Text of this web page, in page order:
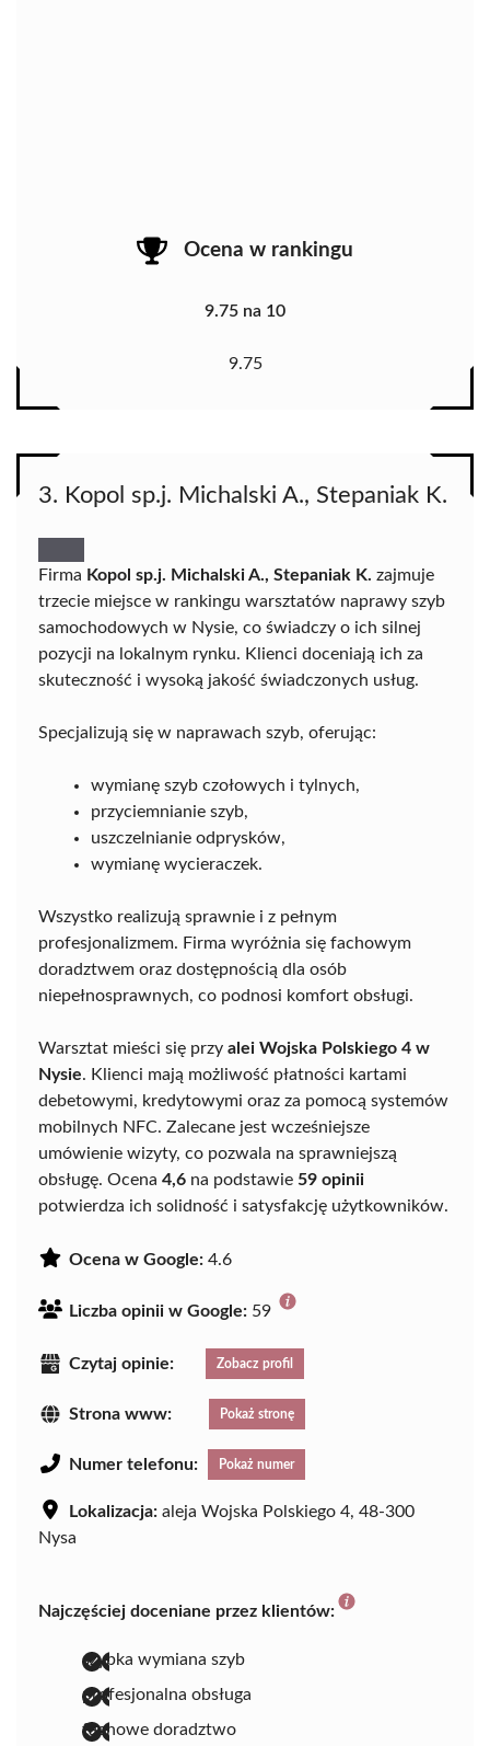
Ocena w rankingu
9.75 na 10
9.75
3. Kopol sp.j. Michalski A., Stepaniak K.
Firma Kopol sp.j. Michalski A., Stepaniak K. zajmuje
trzecie miejsce w rankingu warsztatów naprawy szyb
samochodowych w Nysie, co świadczy o ich silnej
pozycji na lokalnym rynku. Klienci doceniają ich za
skuteczność i wysoką jakość świadczonych usług.
Specjalizują się w naprawach szyb, oferując:
wymianę szyb czołowych i tylnych,
przyciemnianie szyb,
uszczelnianie odprysków,
wymianę wycieraczek.
Wszystko realizują sprawnie i z pełnym
profesjonalizmem. Firma wyróżnia się fachowym
doradztwem oraz dostępnością dla osób
niepełnosprawnych, co podnosi komfort obsługi.
Warsztat mieści się przy alei Wojska Polskiego 4 w
Nysie. Klienci mają możliwość płatności kartami
debetowymi, kredytowymi oraz za pomocą systemów
mobilnych NFC. Zalecane jest wcześniejsze
umówienie wizyty, co pozwala na sprawniejszą
obsługę. Ocena 4,6 na podstawie 59 opinii
potwierdza ich solidność i satysfakcję użytkowników.
Ocena w Google: 4.6
Liczba opinii w Google: 59
Czytaj opinie: Zobacz profil
Strona www: Pokaż stronę
Numer telefonu: Pokaż numer
Lokalizacja: aleja Wojska Polskiego 4, 48-300
Nysa
Najczęściej doceniane przez klientów:
szybka wymiana szyb
profesjonalna obsługa
fachowe doradztwo